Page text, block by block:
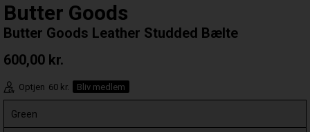
Butter Goods
Butter Goods Leather Studded Bælte
600,00 kr.
Optjen 60 kr. Bliv medlem